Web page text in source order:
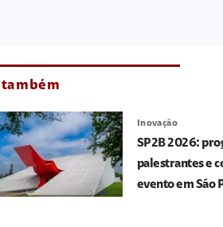
também
Inovação
SP2B 2026:
palestrantes e
evento em São